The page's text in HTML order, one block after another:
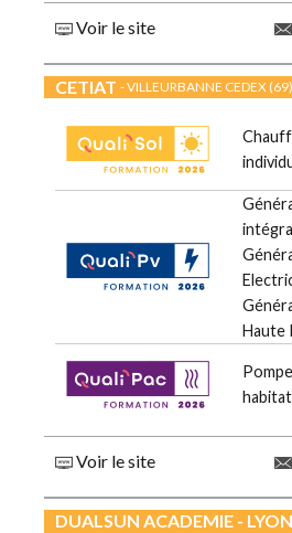
Voir le site
CETIAT - VILLEURBANNE CEDEX (69)
Haute
Voir le site
DUALSUN ACADEMIE - LYON